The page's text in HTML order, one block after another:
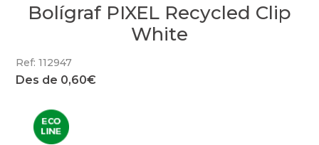
Bolígraf PIXEL Recycled Clip
White
Ref: 112947
Des de 0,60€